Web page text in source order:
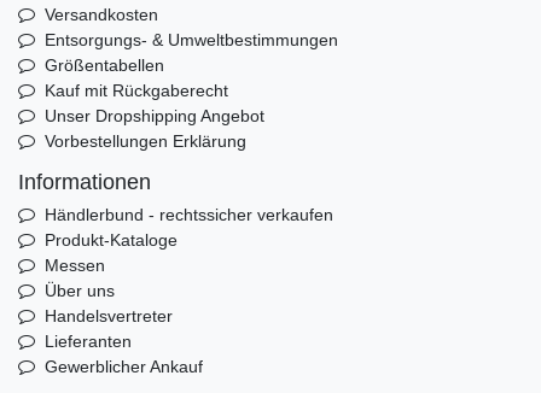
Versandkosten
Entsorgungs- & Umweltbestimmungen
Größentabellen
Kauf mit Rückgaberecht
Unser Dropshipping Angebot
Vorbestellungen Erklärung
Informationen
Händlerbund - rechtssicher verkaufen
Produkt-Kataloge
Messen
Über uns
Handelsvertreter
Lieferanten
Gewerblicher Ankauf